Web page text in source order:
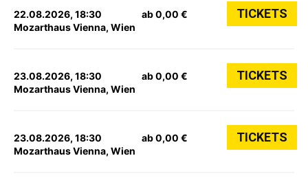
22.08.2026, 18:30
Mozarthaus Vienna, Wien
ab 0,00 € TICKETS
23.08.2026, 18:30
Mozarthaus Vienna, Wien
ab 0,00 € TICKETS
23.08.2026, 18:30
Mozarthaus Vienna, Wien
ab 0,00 € TICKETS